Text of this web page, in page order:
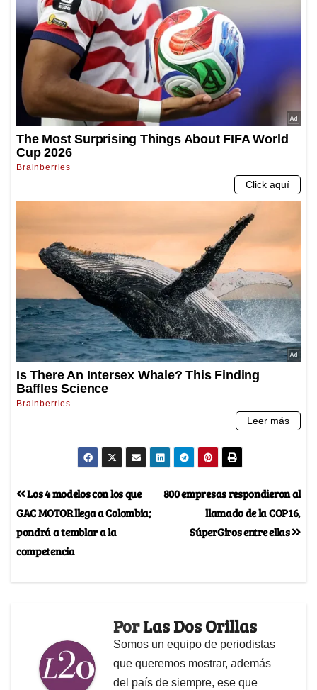
800 empresas respondieron al
llamado de la COP16,
SúperGiros entre ellas
Los 4 modelos con los que
GAC MOTOR llega a Colombia;
pondrá a temblar a la
competencia
PorLas Dos Orillas
Somos un equipo de periodistas
que queremos mostrar, además
del país de siempre, ese que